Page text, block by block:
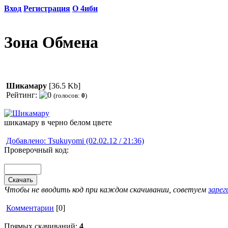
Вход Регистрация О 4иби
Зона Обмена
Шикамару [36.5 Kb]
Рейтинг:
(голосов: 0)
шикамару в черно белом цвете
Добавлено: Tsukuyomi (02.02.12 / 21:36)
Проверочный код:
Чтобы не вводить код при каждом скачивании, советуем
Комментарии [0]
Прямых скачиваний: 4